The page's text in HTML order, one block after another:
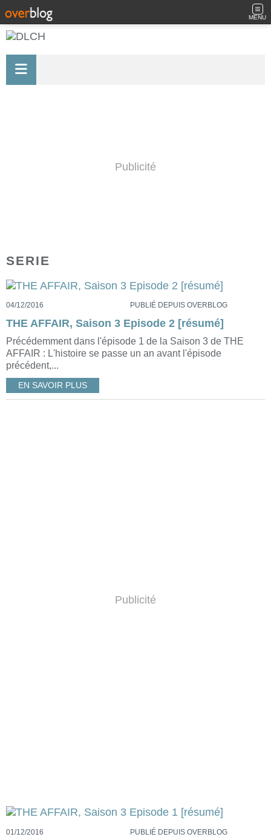
MENU
Publicité
SERIE
04/12/2016 PUBLIÉ DEPUIS OVERBLOG
THE AFFAIR, Saison 3 Episode 2 [résumé]
Précédemment dans l'épisode 1 de la Saison 3 de THE
AFFAIR : L'histoire se passe un an avant l'épisode
précédent,...
EN SAVOIR PLUS
Publicité
01/12/2016 PUBLIÉ DEPUIS OVERBLOG